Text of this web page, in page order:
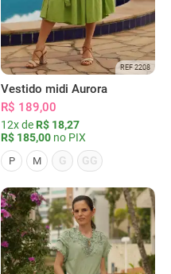
REF 2208
Vestido midi Aurora
R$ 189,00
12x de R$ 18,27
R$ 185,00 no PIX
P M G GG